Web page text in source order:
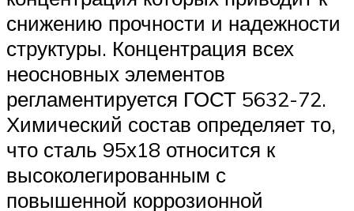
снижению прочности и надежности
структуры. Концентрация всех
неосновных элементов
регламентируется ГОСТ 5632-72.
Химический состав определяет то,
что сталь 95х18 относится к
высоколегированным с
повышенной коррозионной